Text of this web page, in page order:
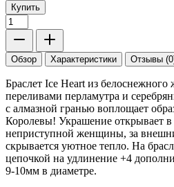
Купить
Обзор Характеристики Отзывы
Браслет Ice Heart из
переливами перламутра и
с алмазной гранью воплощает
Королевы! Украшение открывает
неприступной женщины, за
скрывается уютное тепло. На
цепочкой на удлинение +4
9-10мм в диаметре.